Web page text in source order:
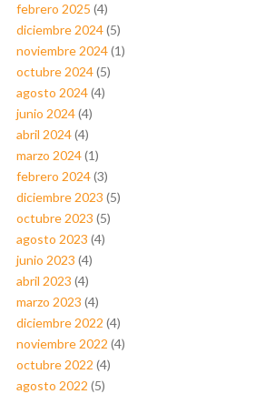
febrero 2025 (4)
diciembre 2024(5)
noviembre 2024(1)
octubre 2024(5)
agosto 2024(4)
junio 2024(4)
abril 2024(4)
marzo 2024(1)
febrero 2024(3)
diciembre 2023 (5)
octubre 2023 (5)
agosto 2023 (4)
junio 2023 (4)
abril 2023 (4)
marzo 2023 (4)
diciembre 2022 (4)
noviembre 2022 (4)
octubre 2022 (4)
agosto 2022 (5)